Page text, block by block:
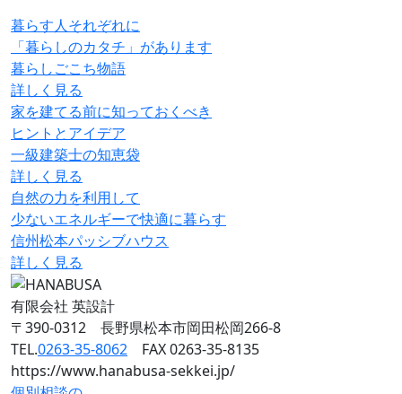
暮らす人それぞれに
「暮らしのカタチ」があります
暮らしごこち物語
詳しく見る
家を建てる前に知っておくべき
ヒントとアイデア
一級建築士の知恵袋
詳しく見る
自然の力を利用して
少ないエネルギーで快適に暮らす
信州松本パッシブハウス
詳しく見る
有限会社 英設計
〒390-0312 長野県松本市岡田松岡266-8
TEL.0263-35-8062 FAX 0263-35-8135
https://www.hanabusa-sekkei.jp/